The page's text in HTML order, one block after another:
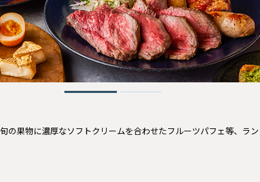
1 2
の果物に濃厚なソフトクリームを合わせたフルーツパフェ等、ラン